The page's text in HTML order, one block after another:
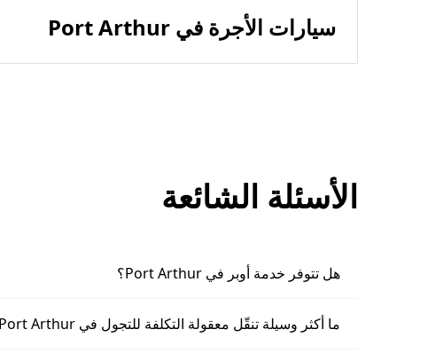
سيارات الأجرة في Port Arthur
الأسئلة الشائعة
هل تتوفر خدمة أوبر في Port Arthur؟
ما أكثر وسيلة تنقّل معقولة التكلفة للتجول في Port Arthur؟